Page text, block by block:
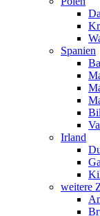
Spanien
Irland
weitere